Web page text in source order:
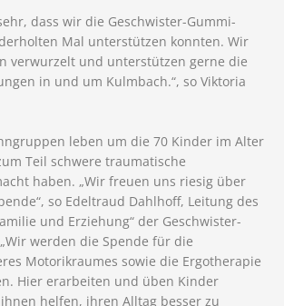
dass wir die Geschwister-Gummi-
Mal unterstützen konnten. Wir
verwurzelt und unterstützen gerne die
in und um Kulmbach.“, so Viktoria
leben um die 70 Kinder im Alter
Teil schwere traumatische
haben. „Wir freuen uns riesig über
so Edeltraud Dahlhoff, Leitung des
und Erziehung“ der Geschwister-
werden die Spende für die
Motorikraumes sowie die Ergotherapie
Hier erarbeiten und üben Kinder
helfen, ihren Alltag besser zu